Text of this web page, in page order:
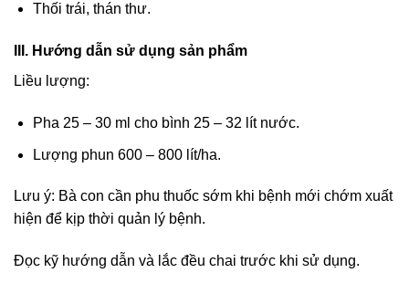
Thối trái, thán thư.
III. Hướng dẫn sử dụng sản phẩm
Liều lượng:
Pha 25 – 30 ml cho bình 25 – 32 lít nước.
Lượng phun 600 – 800 lít/ha.
Lưu ý: Bà con cần phu thuốc sớm khi bệnh mới chớm xuất
hiện để kịp thời quản lý bệnh.
Đọc kỹ hướng dẫn và lắc đều chai trước khi sử dụng.